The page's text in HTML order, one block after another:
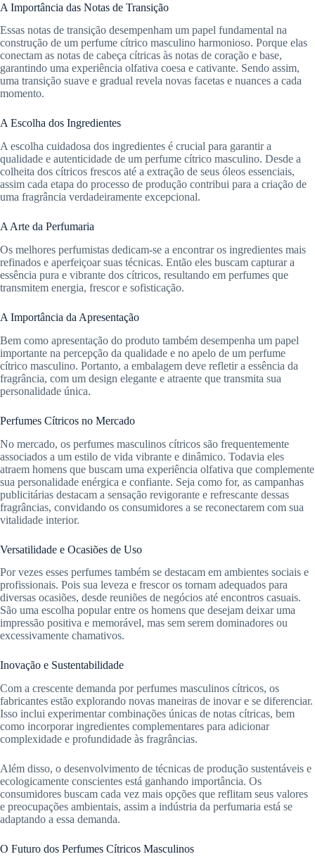
A Importância das Notas de Transição
Essas notas de transição desempenham um papel fundamental na
construção de um perfume cítrico masculino harmonioso. Porque elas
conectam as notas de cabeça cítricas às notas de coração e base,
garantindo uma experiência olfativa coesa e cativante. Sendo assim,
uma transição suave e gradual revela novas facetas e nuances a cada
momento.
A Escolha dos Ingredientes
A escolha cuidadosa dos ingredientes é crucial para garantir a
qualidade e autenticidade de um perfume cítrico masculino. Desde a
colheita dos cítricos frescos até a extração de seus óleos essenciais,
assim cada etapa do processo de produção contribui para a criação de
uma fragrância verdadeiramente excepcional.
A Arte da Perfumaria
Os melhores perfumistas dedicam-se a encontrar os ingredientes mais
refinados e aperfeiçoar suas técnicas. Então eles buscam capturar a
essência pura e vibrante dos cítricos, resultando em perfumes que
transmitem energia, frescor e sofisticação.
A Importância da Apresentação
Bem como apresentação do produto também desempenha um papel
importante na percepção da qualidade e no apelo de um perfume
cítrico masculino. Portanto, a embalagem deve refletir a essência da
fragrância, com um design elegante e atraente que transmita sua
personalidade única.
Perfumes Cítricos no Mercado
No mercado, os perfumes masculinos cítricos são frequentemente
associados a um estilo de vida vibrante e dinâmico. Todavia eles
atraem homens que buscam uma experiência olfativa que complemente
sua personalidade enérgica e confiante. Seja como for, as campanhas
publicitárias destacam a sensação revigorante e refrescante dessas
fragrâncias, convidando os consumidores a se reconectarem com sua
vitalidade interior.
Versatilidade e Ocasiões de Uso
Por vezes esses perfumes também se destacam em ambientes sociais e
profissionais. Pois sua leveza e frescor os tornam adequados para
diversas ocasiões, desde reuniões de negócios até encontros casuais.
São uma escolha popular entre os homens que desejam deixar uma
impressão positiva e memorável, mas sem serem dominadores ou
excessivamente chamativos.
Inovação e Sustentabilidade
Com a crescente demanda por perfumes masculinos cítricos, os
fabricantes estão explorando novas maneiras de inovar e se diferenciar.
Isso inclui experimentar combinações únicas de notas cítricas, bem
como incorporar ingredientes complementares para adicionar
complexidade e profundidade às fragrâncias.
Além disso, o desenvolvimento de técnicas de produção sustentáveis e
ecologicamente conscientes está ganhando importância. Os
consumidores buscam cada vez mais opções que reflitam seus valores
e preocupações ambientais, assim a indústria da perfumaria está se
adaptando a essa demanda.
O Futuro dos Perfumes Cítricos Masculinos